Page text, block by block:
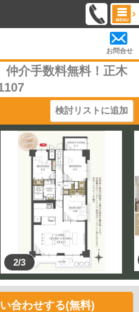
お問合せ
仲介手数料無料！正木
検討リストに追加
2/3
合わせする(無料)